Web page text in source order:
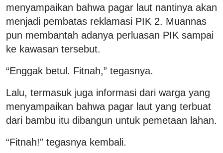
menyampaikan bahwa pagar laut nantinya akan
menjadi pembatas reklamasi PIK 2. Muannas
pun membantah adanya perluasan PIK sampai
ke kawasan tersebut.
“Enggak betul. Fitnah,” tegasnya.
Lalu, termasuk juga informasi dari warga yang
menyampaikan bahwa pagar laut yang terbuat
dari bambu itu dibangun untuk pemetaan lahan.
“Fitnah!” tegasnya kembali.